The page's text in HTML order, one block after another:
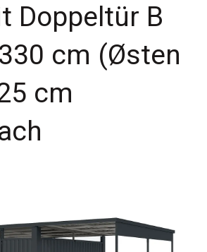
Doppeltür B
cm (Østen
cm